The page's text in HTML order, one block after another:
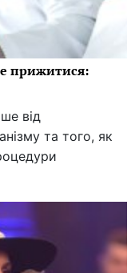
прижитися:
від
та того, як